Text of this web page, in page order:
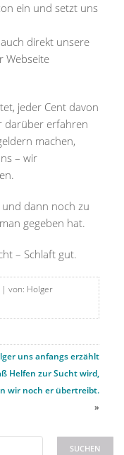
ein und setzt uns
direkt unsere
Webseite
jeder Cent davon
darüber erfahren
machen,
– wir
dann noch zu
gegeben hat.
– Schlaft gut.
| von: Holger
uns anfangs erzählt
Helfen zur Sucht wird,
wir noch er übertreibt.
»